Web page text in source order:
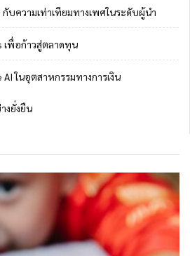
บความเท่าเทียมทางเพศในระดับผู้นำ
เพื่อก้าวสู่ตลาดทุน
AI ในอุตสาหกรรมทางการเงิน
งยั่งยืน